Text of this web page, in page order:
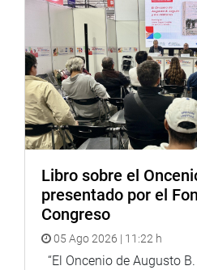
desarrollo y políticas para su
Lima, 6 de febrero de 2023
DESPACHO CONGRESSAL
Libro sobre el
presentado por el
Congreso
05 Ago 2026 | 11:22 h
“El Oncenio de Augusto